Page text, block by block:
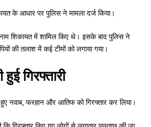
के आधार पर पुलिस ने मामला दर्ज किया।
शिकायत में शामिल किए थे। इसके बाद पुलिस ने
की तलाश में कई टीमों को लगाया गया।
गिरफ्तारी
नवाब, फरहान और आतिफ को गिरफ्तार कर लिया।